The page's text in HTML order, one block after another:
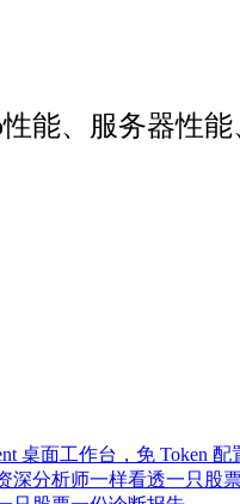
能、服务器性
桌面工作台，免 Token 配
深分析师一样看透一只股